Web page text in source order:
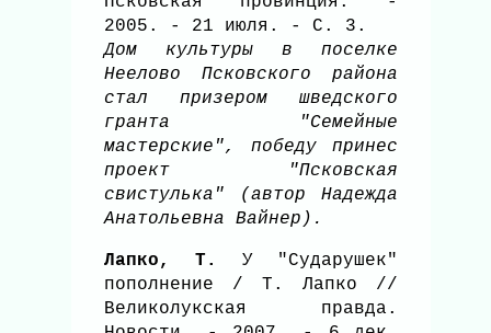
2005. - 21 июля. - С. 3.
Дом культуры в поселке
Неелово Псковского района
стал призером шведского
гранта "Семейные
мастерские", победу принес
проект "Псковская
свистулька" (автор Надежда
Анатольевна Вайнер).
Лапко, Т. У "Сударушек"
пополнение / Т. Лапко //
Великолукская правда.